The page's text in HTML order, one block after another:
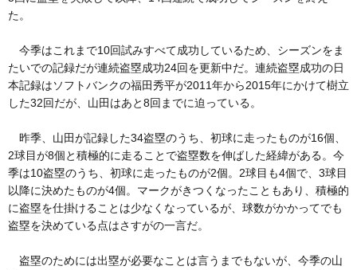
た。
今季はこれまで10回試みすべて成功しているため、シーズンをま
たいでの記録だが連続盗塁成功24回を更新中だ。連続盗塁成功の日
本記録はソフトバンクの福田秀平が2011年から2015年にかけて樹立
した32回だが、山田はあと8回までに迫っている。
昨季、山田が記録した34盗塁のうち、初球に走ったものが16個、
2球目が8個と積極的に走ることで盗塁数を伸ばした経緯がある。今
季は10盗塁のうち、初球に走ったものが2個。2球目も4個で、3球目
以降に決めたものが4個。マークがきつくなったこともあり、積極的
に盗塁を仕掛けることは少なくなっているが、球数がかかってでも
盗塁を決めている点はさすがの一言だ。
盗塁のためには出塁が必要なことは言うまでもないが、今季の山